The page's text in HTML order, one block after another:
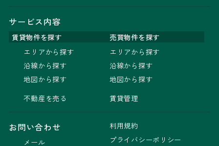
サービス内容
賃貸物件を探す
売買物件を探す
エリアから探す
沿線から探す
地図から探す
不動産を売る
エリアから探す
沿線から探す
地図から探す
賃貸管理
お問い合わせ
メール
利用規約
プライバシーポリシー